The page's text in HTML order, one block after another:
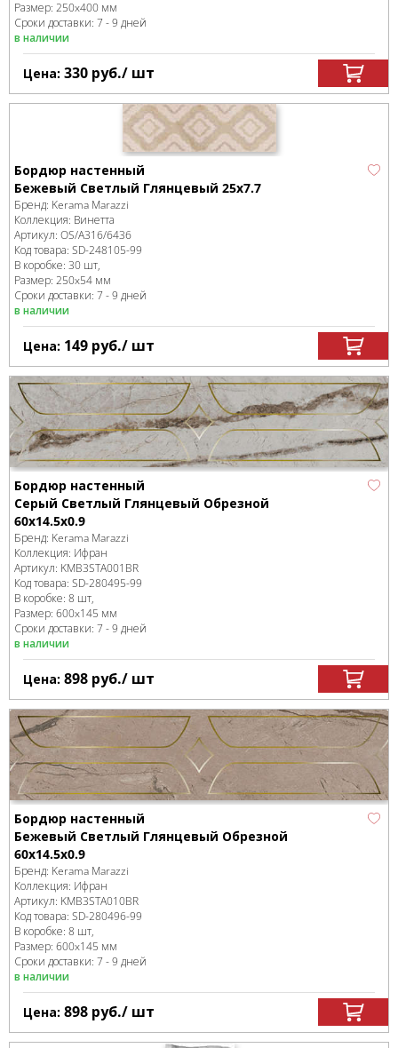
Размер: 250x400 мм
Сроки доставки: 7 - 9 дней
в наличии
Цена: 330 руб./ шт
Бордюр настенный
Бежевый Светлый Глянцевый 25х7.7
Бренд: Kerama Marazzi
Коллекция: Винетта
Артикул: OS/A316/6436
Код товара: SD-248105-99
В коробке: 30 шт,
Размер: 250x54 мм
Сроки доставки: 7 - 9 дней
в наличии
Цена: 149 руб./ шт
Бордюр настенный
Серый Светлый Глянцевый Обрезной
60x14.5x0.9
Бренд: Kerama Marazzi
Коллекция: Ифран
Артикул: KMB3STA001BR
Код товара: SD-280495-99
В коробке: 8 шт,
Размер: 600x145 мм
Сроки доставки: 7 - 9 дней
в наличии
Цена: 898 руб./ шт
Бордюр настенный
Бежевый Светлый Глянцевый Обрезной
60x14.5x0.9
Бренд: Kerama Marazzi
Коллекция: Ифран
Артикул: KMB3STA010BR
Код товара: SD-280496-99
В коробке: 8 шт,
Размер: 600x145 мм
Сроки доставки: 7 - 9 дней
в наличии
Цена: 898 руб./ шт